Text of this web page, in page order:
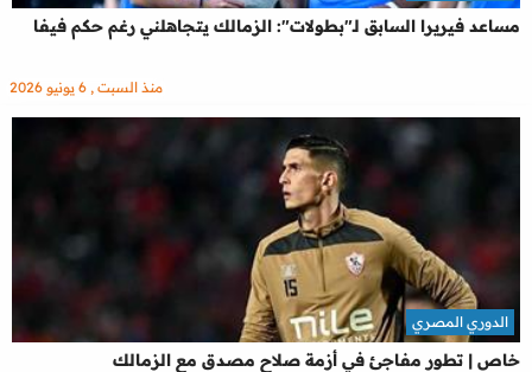
مساعد فيريرا السابق لـ"بطولات": الزمالك يتجاهلني رغم حكم فيفا
منذ السبت , 6 يونيو 2026
خاص | تطور مفاجئ في أزمة صلاح مصدق مع الزمالك
الدوري المصري